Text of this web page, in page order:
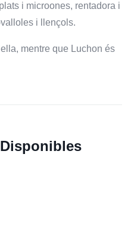
i microones, rentadora i
i llençols.
mentre que Luchon és